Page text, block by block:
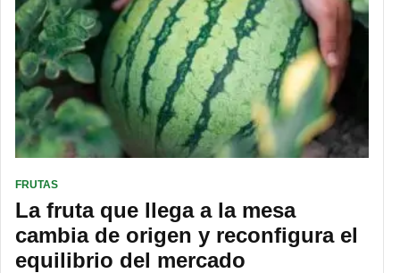
FRUTAS
La fruta que llega a la mesa
cambia de origen y reconfigura el
equilibrio del mercado